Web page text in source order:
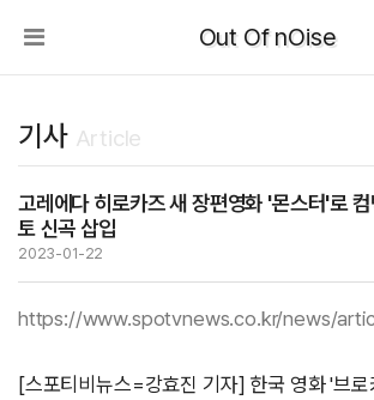
Out Of nOise
기사 Article
고레에다 히로카즈 새 장편영화 '몬스터'로
토 신곡 삽입
2023-01-22
https://www.spotvnews.co.kr/news/
[스포티비뉴스=강효진 기자] 한국 영화 '브로